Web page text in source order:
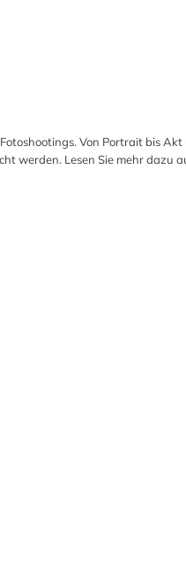
Von Portrait bis
werden. Lesen Sie mehr dazu